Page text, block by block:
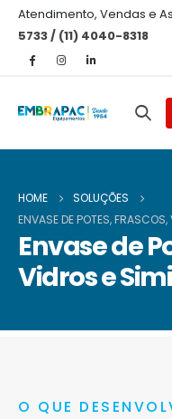
Atendimento, Vendas e
5733 / (11) 4040-8318
HOME
SOLUÇÕES
ENVASE DE POTES, FRASCOS,
Envase de
Vidros e
O QUE